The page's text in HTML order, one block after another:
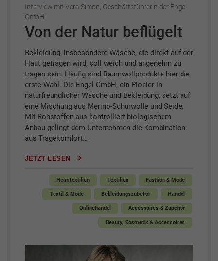
Interview mit Vera Simon, Geschäftsführerin der Engel
GmbH
Von der Natur beflügelt
Bekleidung, insbesondere Wäsche, die direkt auf der
Haut getragen wird, soll weich und angenehm zu
tragen sein. Häufig sind Baumwollprodukte hier die
erste Wahl. Die Engel GmbH, ein Pionier in
naturfreundlicher Wäsche und Bekleidung, setzt auf
eine Mischung aus Merino-Schurwolle und Seide.
Mit Rohstoffen aus kontrolliert biologischem
Anbau gelingt dem Unternehmen die Kombination
aus Tragekomfort…
JETZT LESEN
Heimtextilien Textilien Fashion & Mode
Textil & Mode Bekleidungszubehör Handel
Onlinehandel Accessoires & Zubehör
Beauty, Kosmetik & Accessoires